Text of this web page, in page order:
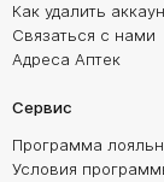
Как удалить
Связаться с нами
Адреса Аптек
Сервис
Программа
Условия